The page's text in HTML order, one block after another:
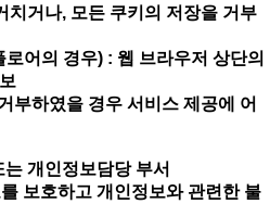
치거나, 모든 쿠키의 저장을 거부
어의 경우) : 웹 브라우저 상단의
부하였을 경우 서비스 제공에 어
개인정보담당 부서
보호하고 개인정보와 관련한 불